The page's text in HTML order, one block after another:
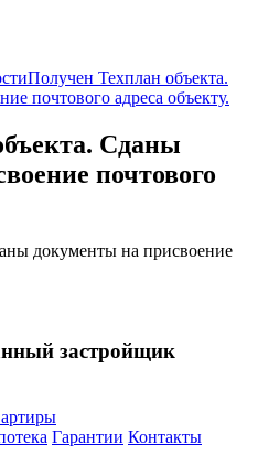
Получен Техплан объекта.
почтового адреса объекту.
Сданы
почтового
документы на присвоение
застройщик
Гарантии Контакты